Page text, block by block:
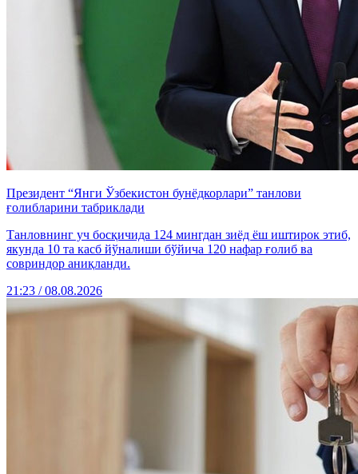
Президент “Янги Ўзбекистон бунёдкорлари” танлови
ғолибларини табриклади
Танловнинг уч босқичида 124 мингдан зиёд ёш иштирок этиб,
якунда 10 та касб йўналиши бўйича 120 нафар ғолиб ва
совриндор аниқланди.
21:23 / 08.08.2026